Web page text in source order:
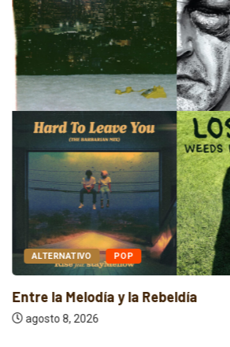
ALTERNATIVO POP
Entre la Melodía y la Rebeldía
agosto 8, 2026